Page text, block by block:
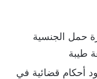
حمل الجنسية
طيبة
أحكام قضائية في